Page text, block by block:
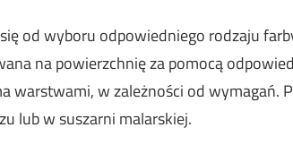
od wyboru odpowiedniego rodzaju
na powierzchnię za pomocą
warstwami, w zależności od wymagań.
lub w suszarni malarskiej.